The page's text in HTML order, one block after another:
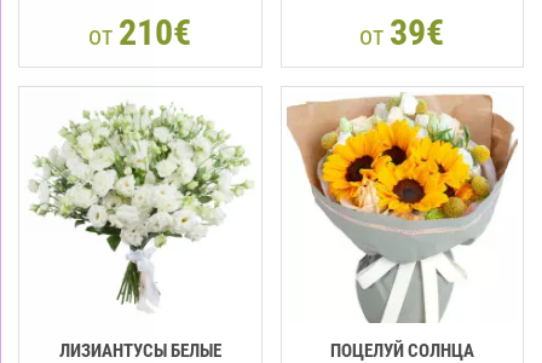
от 210€ от 39€
ЛИЗИАНТУСЫ БЕЛЫЕ ПОЦЕЛУЙ СОЛНЦА